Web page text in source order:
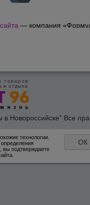
— компания
товаров
и отдыха
Новороссийске” Все
технологии.
вы подтверждаете
ОК